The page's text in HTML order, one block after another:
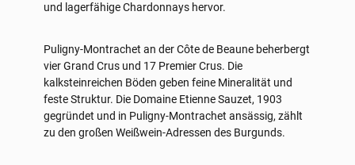
und lagerfähige Chardonnays hervor.
Puligny-Montrachet an der Côte de Beaune beherbergt
vier Grand Crus und 17 Premier Crus. Die
kalksteinreichen Böden geben feine Mineralität und
feste Struktur. Die Domaine Etienne Sauzet, 1903
gegründet und in Puligny-Montrachet ansässig, zählt
zu den großen Weißwein-Adressen des Burgunds.